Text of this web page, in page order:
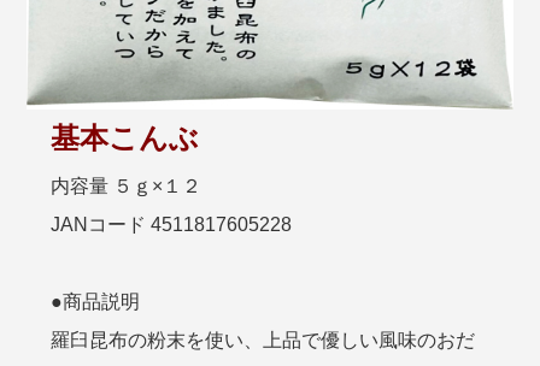
基本こんぶ
内容量 ５ｇ×１２
JANコード 4511817605228
●商品説明
羅臼昆布の粉末を使い、上品で優しい風味のおだ